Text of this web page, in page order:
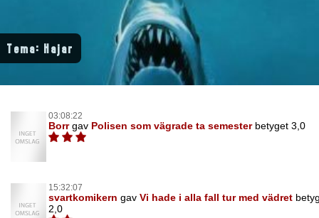
Tema: Hajar
03:08:22
Borrgav Polisen som vägrade ta semester betyget 3,0
15:32:07
svartkomikern gav Vi hade i alla fall tur med vädret
2,0